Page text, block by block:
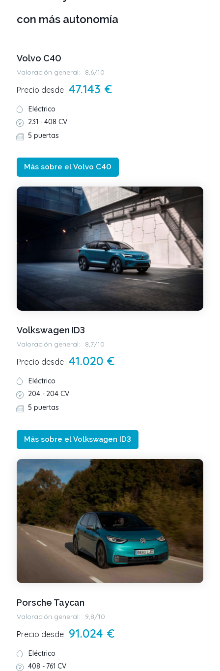
con más autonomía
Volvo C40
Valoración general: 8,6/10
Precio desde 47.143 €
Eléctrico
231 -408 CV
5 puertas
Más sobre el Volvo C40
Volkswagen ID3
Valoración general: 8,7/10
Precio desde 41.020 €
Eléctrico
204 - 204 CV
5 puertas
Más sobre el Volkswagen ID3
Porsche Taycan
Valoración general: 9,8/10
Precio desde 91.024 €
Eléctrico
408 - 761 CV